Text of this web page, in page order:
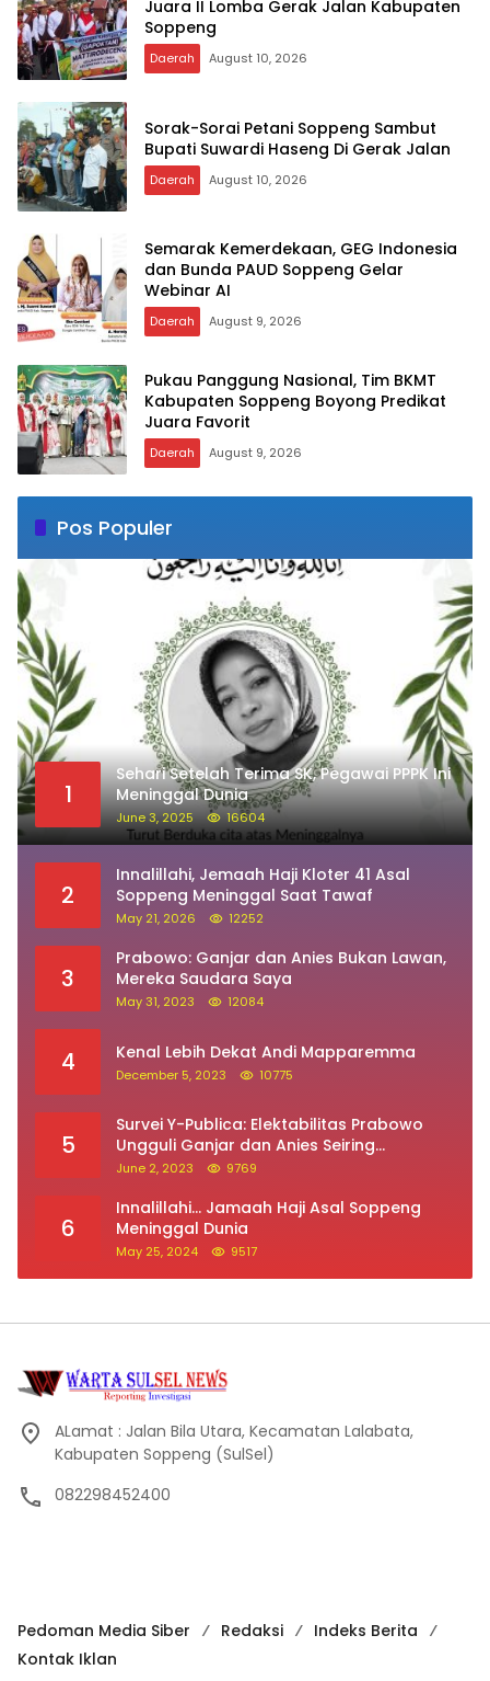
Juara II Lomba Gerak Jalan Kabupaten
Soppeng
Daerah August 10, 2026
Sorak-Sorai Petani Soppeng Sambut
Bupati Suwardi Haseng Di Gerak Jalan
Daerah August 10, 2026
Semarak Kemerdekaan, GEG Indonesia
dan Bunda PAUD Soppeng Gelar
Webinar AI
Daerah August 9, 2026
Pukau Panggung Nasional, Tim BKMT
Kabupaten Soppeng Boyong Predikat
Juara Favorit
Daerah August 9, 2026
Pos Populer
1
Sehari Setelah Terima SK, Pegawai PPPK Ini
Meninggal Dunia
June 3, 2025 16604
2
Innalillahi, Jemaah Haji Kloter 41 Asal
Soppeng Meninggal Saat Tawaf
May 21, 2026 12252
3
Prabowo: Ganjar dan Anies Bukan Lawan,
Mereka Saudara Saya
May 31, 2023 12084
4 Kenal Lebih Dekat Andi Mapparemma
December 5, 2023 10775
5
Survei Y-Publica: Elektabilitas Prabowo
Ungguli Ganjar dan Anies Seiring
Kepuasan Terhadap Jokowi Naik
June 2, 2023 9769
6
Innalillahi… Jamaah Haji Asal Soppeng
Meninggal Dunia
May 25, 2024 9517
ALamat : Jalan Bila Utara, Kecamatan Lalabata,
Kabupaten Soppeng (SulSel)
082298452400
Pedoman Media Siber Redaksi
Indeks Berita
Kontak Iklan